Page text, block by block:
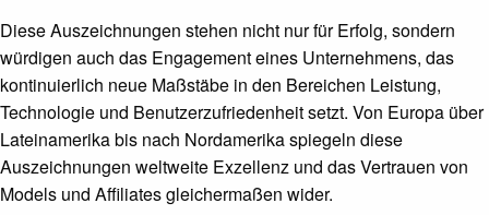
Diese Auszeichnungen stehen nicht nur für Erfolg, sondern
würdigen auch das Engagement eines Unternehmens, das
kontinuierlich neue Maßstäbe in den Bereichen Leistung,
Technologie und Benutzerzufriedenheit setzt. Von Europa über
Lateinamerika bis nach Nordamerika spiegeln diese
Auszeichnungen weltweite Exzellenz und das Vertrauen von
Models und Affiliates gleichermaßen wider.